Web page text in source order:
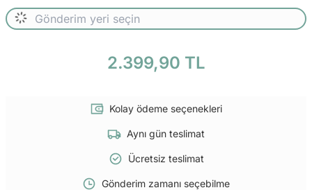
2.399,90 TL
Kolay ödeme seçenekleri
Aynı gün teslimat
Ücretsiz teslimat
Gönderim zamanı seçebilme